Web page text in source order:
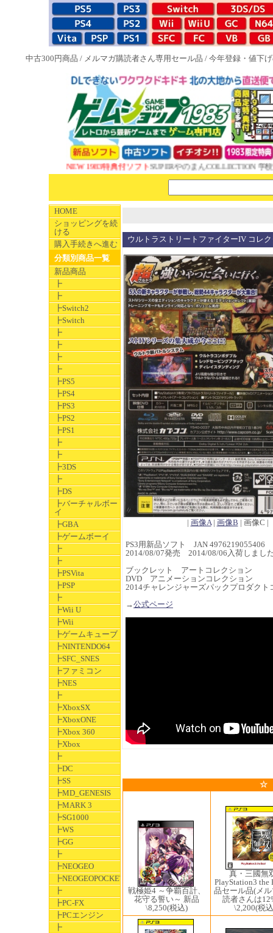
中古300円商品 / メルマガ購読者さん専用セール品 / 今年登録・値下
NEW 1983特典付ソフトSUPERやのまんCOLLECTION 学校であ
HOME
ショッピングを続
ける
購入手続きへ進む
分類別商品一覧
新品商品
┣
┣
┣Switch2
┣Switch
┣
┣
┣
┣
┣PS5
┣PS4
┣PS3
┣PS2
┣PS1
┣
┣
┣3DS
┣
┣DS
┣バーチャルボー
イ
┣GBA
┣ゲームボーイ
┣
┣
┣PSVita
┣PSP
┣
┣Wii U
┣Wii
┣ゲームキューブ
┣NINTENDO64
┣SFC_SNES
┣ファミコン
┣NES
┣
┣XboxSX
┣XboxONE
┣Xbox 360
┣Xbox
┣
┣DC
┣SS
┣MD_GENESIS
┣MARK 3
┣SG1000
┣WS
┣GG
┣
┣NEOGEO
┣NEOGEOPOCKET
┣
┣PC-FX
┣PCエンジン
┣
ウルトラストリートファイターIV コレ
| 画像A| 画像B | 画像C |
PS3用新品ソフト JAN 4976219055406
2014/08/07発売 2014/08/06入荷しまし
ブックレット アートコレクション
DVD アニメーションコレクション
2014チャレンジャーズパックプロダク
→公式ページ
☆
戦極姫4 ～争覇百計、
花守る誓い～ 新品
\8,250(税込)
真・三國無
PlayStation3 the
品セール品(メ
読者さんは
\2,200(税